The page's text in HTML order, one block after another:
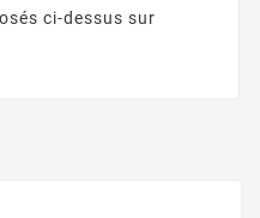
ci-dessus sur